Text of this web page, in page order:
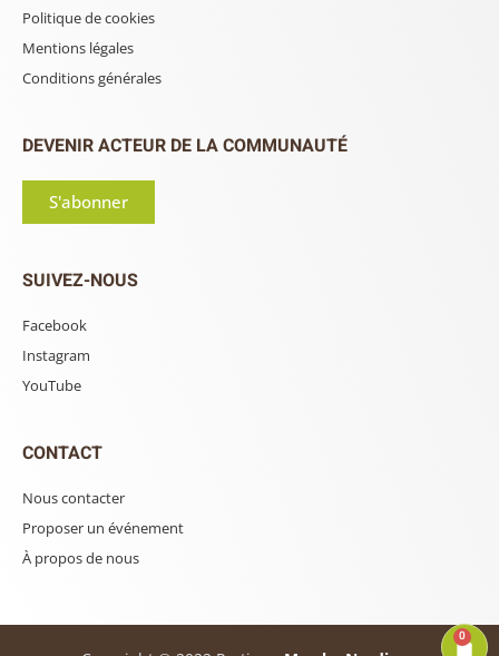
Politique de cookies
Mentions légales
Conditions générales
DEVENIR ACTEUR DE LA COMMUNAUTÉ
S'abonner
SUIVEZ-NOUS
Facebook
Instagram
YouTube
CONTACT
Nous contacter
Proposer un événement
À propos de nous
0